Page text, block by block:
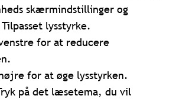
skærmindstillinger og
lysstyrke.
for at reducere
for at øge lysstyrken.
på det læsetema, du vil